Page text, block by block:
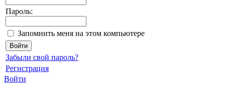
Пароль:
Запомнить меня на этом компьютере
Забыли свой пароль?
Регистрация
Войти